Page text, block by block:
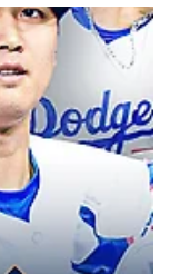
한옥과 붉은 단풍이 만
합니다.방문 꿀팁: 삼
것이 좋습니다. 삼청
후 둘러보세요. 2.